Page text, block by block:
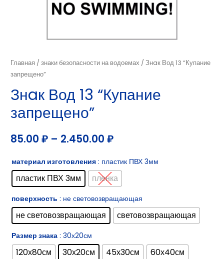
Главная /знаки безопасности на водоемах / Знaк Вод 13 “Купание
запрещено”
Знaк Вод 13 “Купание
запрещено”
85.00₽ – 2.450.00₽
материал изготовления : пластик ПВХ 3мм
пластик ПВХ 3мм пленка
поверхность : не световозвращающая
не световозвращающая световозвращающая
Размер знака : 30х20см
120х80см 30х20см 45х30см
60х40см